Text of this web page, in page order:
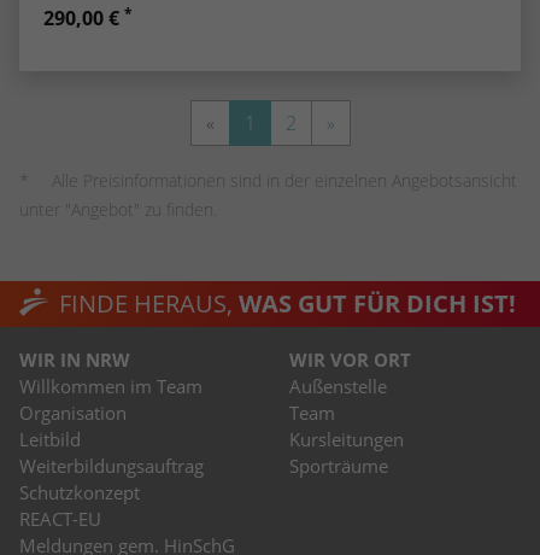
290,00 € *
« 1 2 »
Alle Preisinformationen sind in der einzelnen Angebotsansicht
unter "Angebot" zu finden.
FINDE HERAUS, WAS GUT FÜR DICH IST!
WIR IN NRW
Willkommen im Team
Organisation
Leitbild
Weiterbildungsauftrag
Schutzkonzept
REACT-EU
Meldungen gem. HinSchG
WIR VOR ORT
Außenstelle
Team
Kursleitungen
Sporträume